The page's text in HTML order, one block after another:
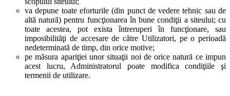
va depune toate eforturile (din punct de vedere tehnic sau de
altă natură) pentru funcţionarea în bune condiţii a siteului; cu
toate acestea, pot exista întreruperi în funcţionare, sau
imposibilităţi de accesare de către Utilizatori, pe o perioadă
nedeterminată de timp, din orice motive;
pe măsura apariţiei unor situaţii noi de orice natură ce impun
acest lucru, Administratorul poate modifica condiţiile şi
termenii de utilizare.